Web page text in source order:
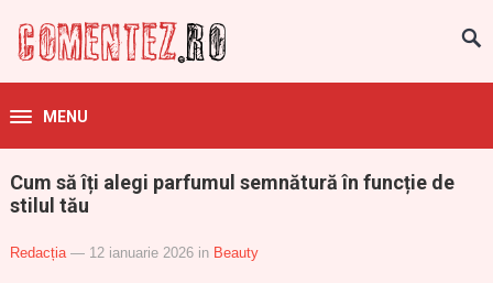
MENU
Cum să îți alegi parfumul semnătură în funcție de
stilul tău
Redacția — 12 ianuarie 2026 in Beauty